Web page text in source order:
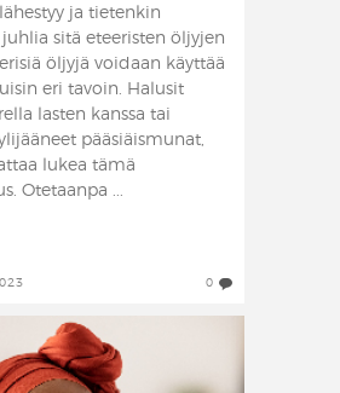
ja tietenkin
sitä eteeristen öljyjen
öljyjä voidaan käyttää
eri tavoin. Halusit
lasten kanssa tai
pääsiäismunat,
lukea tämä
Otetaanpa ...
0